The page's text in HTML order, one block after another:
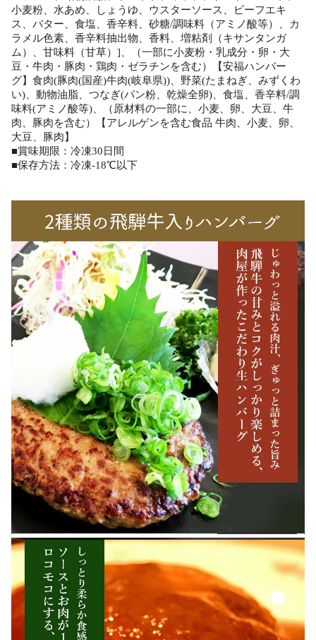
小麦粉、水あめ、しょうゆ、ウスターソース、ビーフエキ
ス、バター、食塩、香辛料、砂糖/調味料（アミノ酸等）、カ
ラメル色素、香辛料抽出物、香料、増粘剤（キサンタンガ
ム）、甘味料（甘草）]、（一部に小麦粉・乳成分・卵・大
豆・牛肉・豚肉・鶏肉・ゼラチンを含む）【安福ハンバー
グ】食肉(豚肉(国産)牛肉(岐阜県))、野菜(たまねぎ、みずくわ
い)、動物油脂、つなぎ(パン粉、乾燥全卵)、食塩、香辛料/調
味料(アミノ酸等)、（原材料の一部に、小麦、卵、大豆、牛
肉、豚肉を含む）【アレルゲンを含む食品 牛肉、小麦、卵、
大豆、豚肉】
■賞味期限：冷凍30日間
■保存方法：冷凍-18℃以下